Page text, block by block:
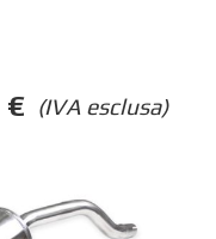
(IVA esclusa)
€